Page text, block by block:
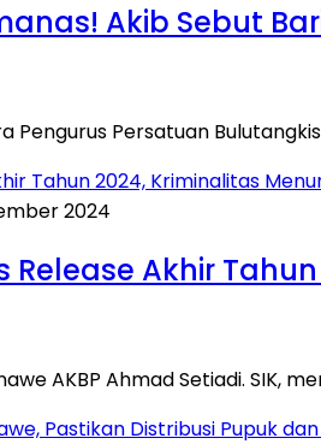
Akib Sebut
Persatuan
2024
Release Akhir
AKBP Ahmad Setiadi. SIK,